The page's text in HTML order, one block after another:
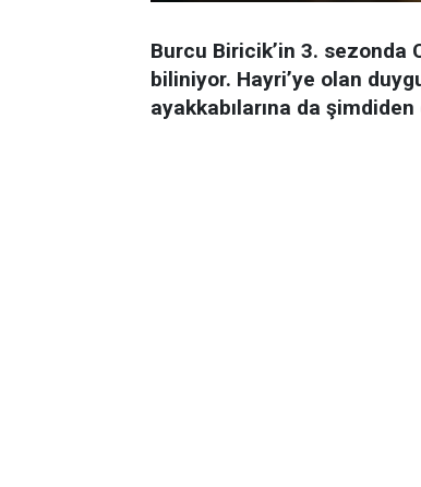
Burcu Biricik’in 3. sezonda
biliniyor. Hayri’ye olan
ayakkabılarına da